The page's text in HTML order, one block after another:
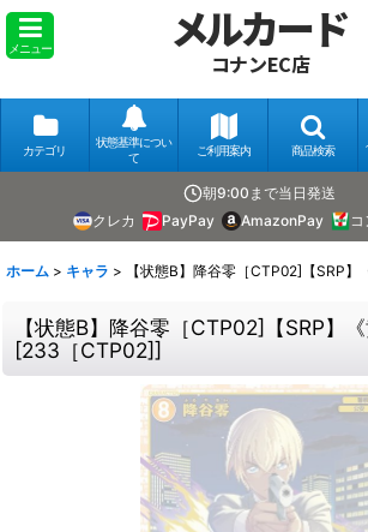
メニュー メルカード
コナンEC店
カテゴリ
状態基準につい
て
ご利用案内 商品検索
朝9:00まで当日発送
クレカ
PayPay AmazonPay
ホーム > キャラ > 【状態B】降谷零［CTP02]【SRP
【状態B】降谷零［CTP02]【SRP】
[233［CTP02]]